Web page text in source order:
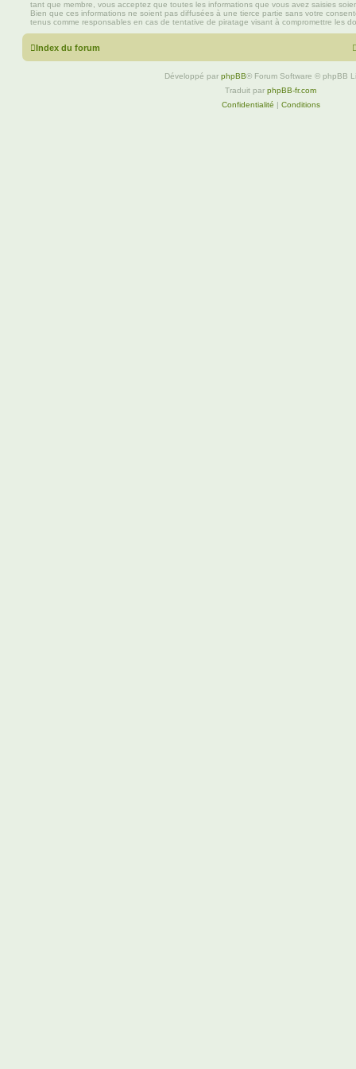
tant que membre, vous acceptez que toutes les informations que vous avez saisies
Bien que ces informations ne soient pas diffusées à une tierce partie sans votre
tenus comme responsables en cas de tentative de piratage visant à compromettre les
Index du forum
Développé par phpBB® Forum Software © phpBB
Traduit par phpBB-fr.com
Confidentialité | Conditions